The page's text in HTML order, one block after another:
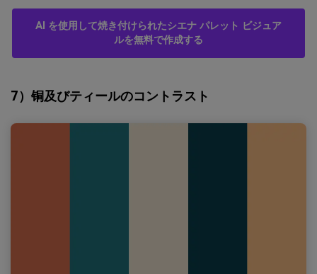
AI を使用して焼き付けられたシエナ パレット ビジュア
ルを無料で作成する
7）铜及びティールのコントラスト